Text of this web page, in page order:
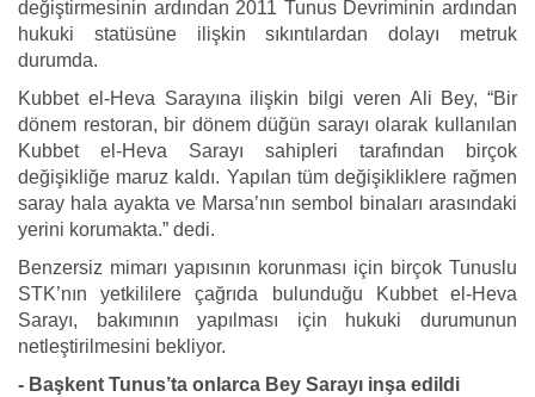
değiştirmesinin ardından 2011 Tunus Devriminin ardından
hukuki statüsüne ilişkin sıkıntılardan dolayı metruk
durumda.
Kubbet el-Heva Sarayına ilişkin bilgi veren Ali Bey, “Bir
dönem restoran, bir dönem düğün sarayı olarak kullanılan
Kubbet el-Heva Sarayı sahipleri tarafından birçok
değişikliğe maruz kaldı. Yapılan tüm değişikliklere rağmen
saray hala ayakta ve Marsa’nın sembol binaları arasındaki
yerini korumakta.” dedi.
Benzersiz mimarı yapısının korunması için birçok Tunuslu
STK’nın yetkililere çağrıda bulunduğu Kubbet el-Heva
Sarayı, bakımının yapılması için hukuki durumunun
netleştirilmesini bekliyor.
- Başkent Tunus’ta onlarca Bey Sarayı inşa edildi